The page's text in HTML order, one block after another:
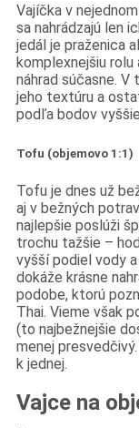
Vajíčka v
sa nahrádzajú len
jedál je praženica
komplexnejšiu
náhrad súčasne.
jeho textúru a
podľa bodov
Tofu (objemovo 1:1)
Tofu je dnes už
aj v bežných
najlepšie poslúži
trochu tažšie –
vyšší podiel vody
dokáže krásne
podobe, ktorú
Thai. Vieme však
(to najbežnejšie
menej
k jednej.
Vajce na